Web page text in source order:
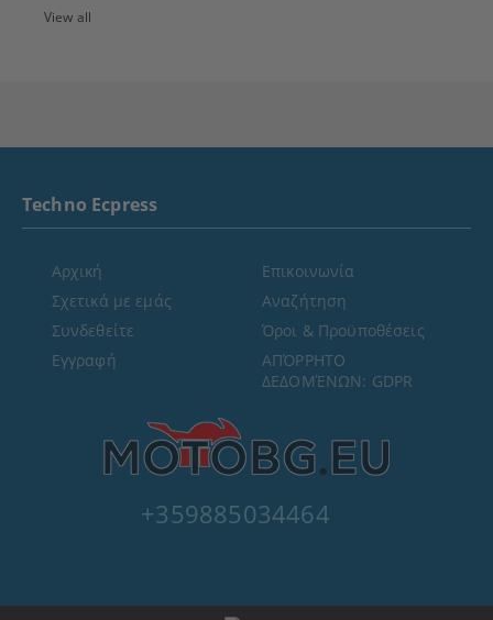
View all
+359885034464
Techno Ecpress
Αρχική
Σχετικά με εμάς
Συνδεθείτε
Εγγραφή
Επικοινωνία
Αναζήτηση
Όροι & Προϋποθέσεις
ΑΠΌΡΡΗΤΟ
ΔΕΔΟΜΈΝΩΝ: GDPR